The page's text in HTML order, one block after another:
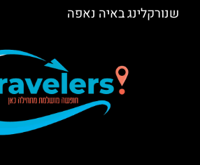
שנורקלינג באיה נאפה